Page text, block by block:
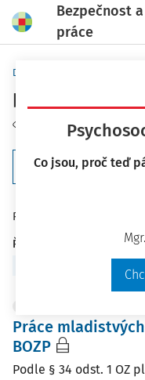
Bezpečnost
práce
Co jsou, proč teď
Domů
Sledovat téma
Filtr
Počet vyhledaných
Řadit podle
Práce
BOZP
Podle § 34 odst. 1 OZ